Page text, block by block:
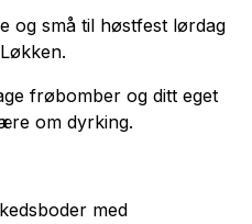
og små til høstfest lørdag
frøbomber og ditt eget
om dyrking.
med